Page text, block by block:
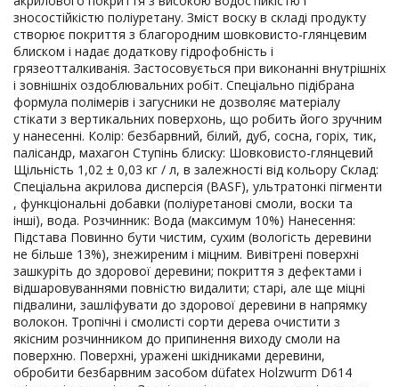
зносостійкістю поліуретану. Зміст воску в складі продукту
створює покриття з благородним шовковисто-глянцевим
блиском і надає додаткову гідрофобність і
грязеотталкиванія. Застосовується при виконанні внутрішніх
і зовнішніх оздоблювальних робіт. Спеціально підібрана
формула полімерів і загусники не дозволяє матеріалу
стікати з вертикальних поверхонь, що робить його зручним
у нанесенні. Колір: безбарвний, білий, дуб, сосна, горіх, тик,
палісандр, махагон Ступінь блиску: Шовковисто-глянцевий
Щільність 1,02 ± 0,03 кг / л, в залежності від кольору Склад:
Спеціальна акрилова дисперсія (BASF), ультратонкі пігменти
, функціональні добавки (поліуретанові смоли, воски та
інші), вода. Розчинник: Вода (максимум 10%) Нанесення:
Підстава Повинно бути чистим, сухим (вологість деревини
не більше 13%), знежиреним і міцним. Вивітрені поверхні
зашкуріть до здорової деревини; покриття з дефектами і
відшаровуваннями повністю видалити; старі, але ще міцні
підвалини, зашліфувати до здорової деревини в напрямку
волокон. Тропічні і смолисті сорти дерева очистити з
якісним розчинником до припинення виходу смоли на
поверхню. Поверхні, уражені шкідниками деревини,
обробити безбарвним засобом düfatex Holzwurm D614